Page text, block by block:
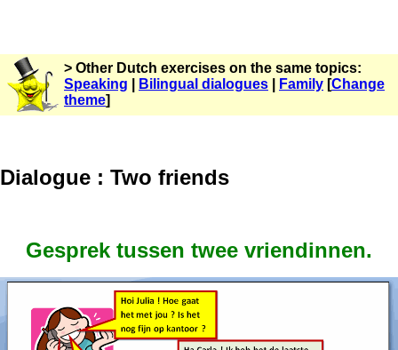
> Other Dutch exercises on the same topics:
Speaking
Bilingual dialogues Family [Change
theme]
Dialogue : Two friends
Gesprek tussen twee vriendinnen.